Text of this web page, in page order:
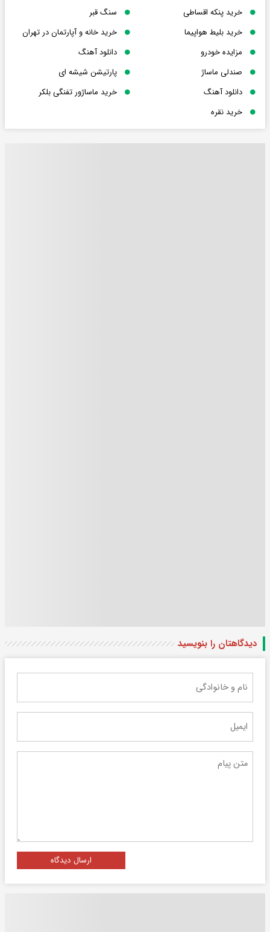
خرید پنکه اقساطی
سنگ قبر
خرید بلیط هواپیما
خرید خانه و آپارتمان در تهران
مزایده خودرو
دانلود آهنگ
صندلی ماساژ
پارتیشن شیشه ای
دانلود آهنگ
خرید ماساژور تفنگی بلکر
خرید نقره
دیدگاهتان را بنویسید
ارسال دیدگاه